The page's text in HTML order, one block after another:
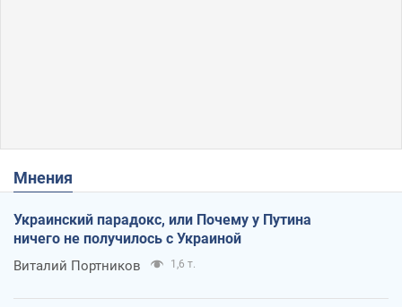
Мнения
Украинский парадокс, или Почему у Путина
ничего не получилось с Украиной
Виталий Портников 1,6 т.